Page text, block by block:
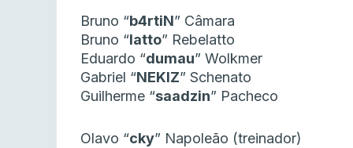
Bruno “b4rtiN” Câmara
Bruno “latto” Rebelatto
Eduardo “dumau” Wolkmer
Gabriel “NEKIZ” Schenato
Guilherme “saadzin” Pacheco
Olavo “cky” Napoleão (treinador)